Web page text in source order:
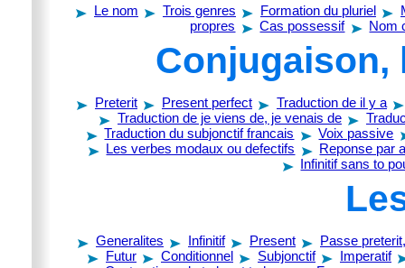
Le nom Trois genres Formation du pluriel
propres
Cas possessif Nom
Conjugaison,
Preterit Present perfect
Traduction de il y a
Traduction de je viens de, je venais de
Traduction du subjonctif francais
Voix passive
Les verbes modaux ou defectifs
Reponse par
Infinitif sans to
Generalites Infinitif Present
Passe
Futur
Conditionnel Subjonctif
Imperatif